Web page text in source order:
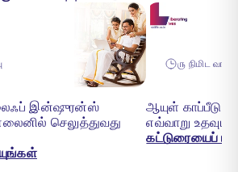
இன்ஷுரன்ஸ்
செலுத்துவது
௫ நிமிட
ஆயுள் காப்பீடு
எவ்வாறு உதவும்
கட்டுரையைப்